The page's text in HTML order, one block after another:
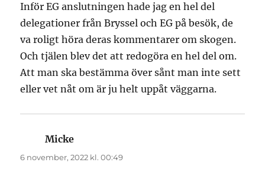
Inför EG anslutningen hade jag en hel del
delegationer från Bryssel och EG på besök, de
va roligt höra deras kommentarer om skogen.
Och tjälen blev det att redogöra en hel del om.
Att man ska bestämma över sånt man inte sett
eller vet nåt om är ju helt uppåt väggarna.
Micke
6 november, 2022 kl. 00:49